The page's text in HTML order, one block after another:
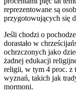
reprezentowane są
przygotowujących się
Jeśli chodzi o
dorastało w
ochrzczonych jako
żadnej edukacji
religii, w tym 4 proc. z
wyznań, takich jak
mormoni.